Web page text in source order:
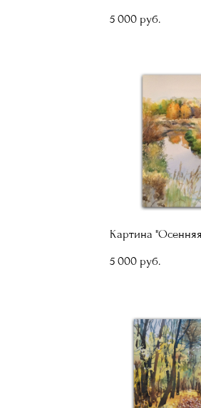
5 000 pуб.
Картина
5 000 pуб.